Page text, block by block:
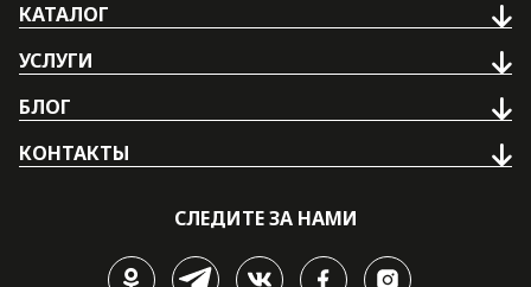
КАТАЛОГ
УСЛУГИ
БЛОГ
КОНТАКТЫ
СЛЕДИТЕ ЗА НАМИ